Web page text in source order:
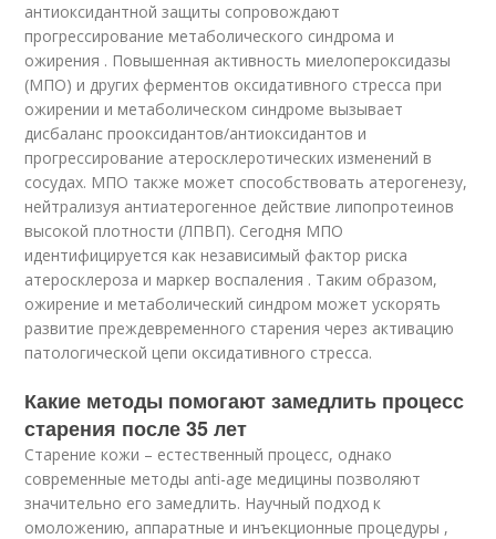
антиоксидантной защиты сопровождают
прогрессирование метаболического синдрома и
ожирения . Повышенная активность миелопероксидазы
(МПО) и других ферментов оксидативного стресса при
ожирении и метаболическом синдроме вызывает
дисбаланс прооксидантов/антиоксидантов и
прогрессирование атеросклеротических изменений в
сосудах. МПО также может способствовать атерогенезу,
нейтрализуя антиатерогенное действие липопротеинов
высокой плотности (ЛПВП). Сегодня МПО
идентифицируется как независимый фактор риска
атеросклероза и маркер воспаления . Таким образом,
ожирение и метаболический синдром может ускорять
развитие преждевременного старения через активацию
патологической цепи оксидативного стресса.
Какие методы помогают замедлить процесс
старения после 35 лет
Старение кожи – естественный процесс, однако
современные методы anti-age медицины позволяют
значительно его замедлить. Научный подход к
омоложению, аппаратные и инъекционные процедуры ,